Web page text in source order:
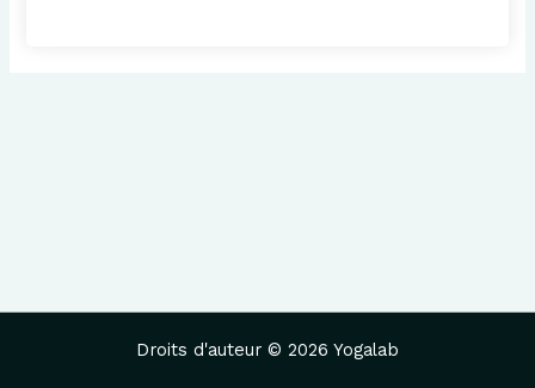
Droits d'auteur © 2026 Yogalab